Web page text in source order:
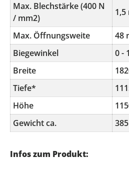
Max. Blechstärke (400 N
/ mm2)
1,5
Max. Öffnungsweite
48
Biegewinkel
0 -
Breite
Tiefe*
Höhe
Gewicht ca.
Infos zum Produkt: